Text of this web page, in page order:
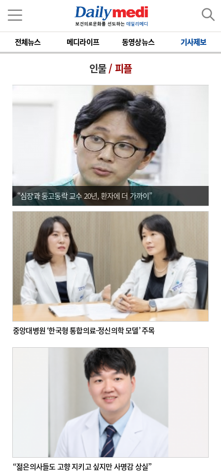
전체뉴스 메디라이프 동영상뉴스 기사제보
인물/ 피플
“심장과 동고동락 교수 20년, 환자에 더 가까이”
중앙대병원 ‘한국형 통합의료-정신의학 모델’ 주목
“젊은의사들도 고향 지키고 싶지만 사명감 상실”